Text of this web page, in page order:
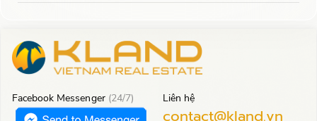
Facebook Messenger (24/7) Liên hệ
contact@kland.vn